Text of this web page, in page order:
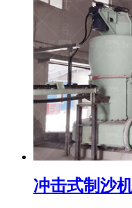
冲击式制沙